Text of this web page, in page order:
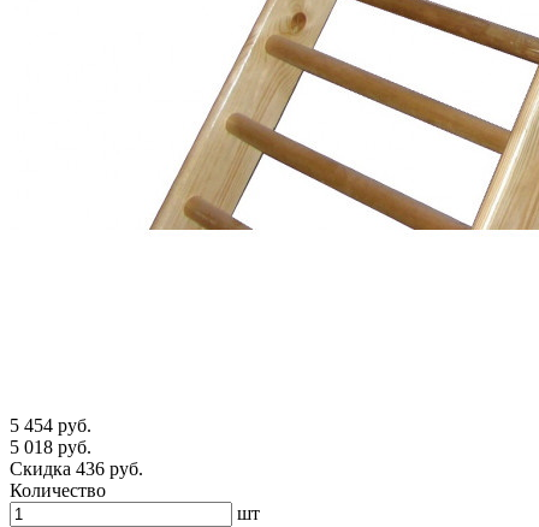
5 454 руб.
5 018 руб.
Скидка 436 руб.
Количество
шт